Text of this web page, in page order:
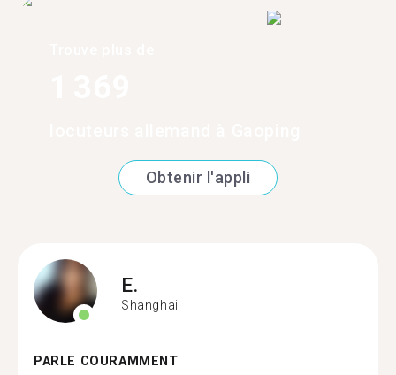
Obtenir l'appli
E.
Shanghai
PARLE COURAMMENT